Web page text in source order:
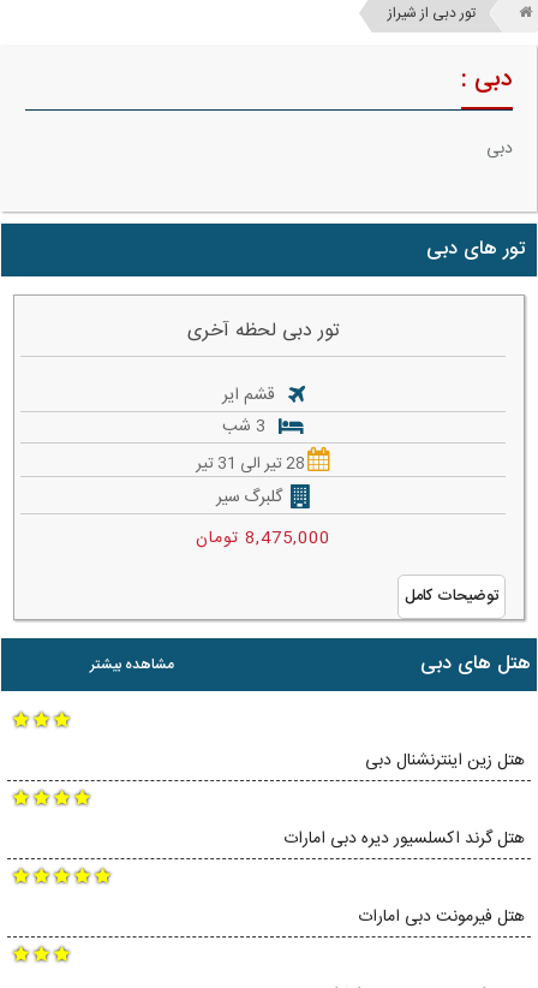
تور دبی از شیراز
دبی :
دبی
تور های دبی
تور دبی لحظه آخری
قشم ایر
28 تیر الی 31 تیر
گلبرگ سیر
8,475,000 تومان
توضیحات کامل
مشاهده بیشتر هتل های دبی
هتل زین اینترنشنال دبی
هتل گرند اکسلسیور دیره دبی امارات
هتل فیرمونت دبی امارات